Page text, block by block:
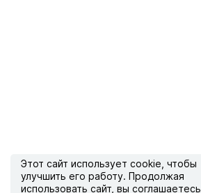
Этот сайт использует cookie , чтобы
улучшить его работу. Продолжая
использовать сайт, вы соглашаетесь